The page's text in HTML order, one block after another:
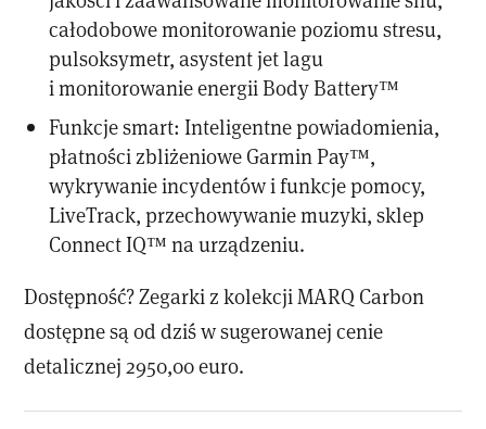
całodobowe monitorowanie poziomu stresu,
pulsoksymetr, asystent jet lagu
i monitorowanie energii Body Battery™
Funkcje smart: Inteligentne powiadomienia,
płatności zbliżeniowe Garmin Pay™,
wykrywanie incydentów i funkcje pomocy,
LiveTrack, przechowywanie muzyki, sklep
Connect IQ™ na urządzeniu.
Dostępność? Zegarki z kolekcji MARQ Carbon
dostępne są od dziś w sugerowanej cenie
detalicznej 2950,00 euro.